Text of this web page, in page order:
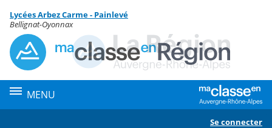
Menu de la rubrique
Contenu
Lycées Arbez Carme - Painlevé
Bellignat-Oyonnax
MENU
Se connecter